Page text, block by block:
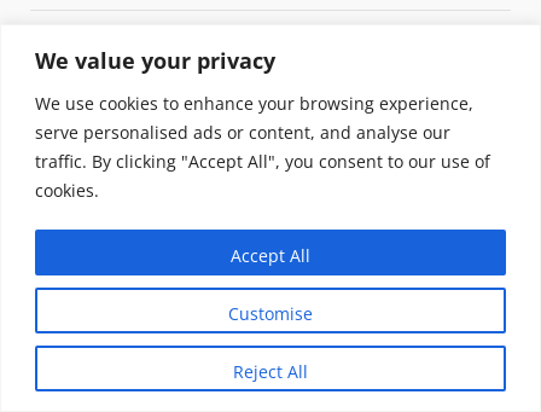
We value your privacy
We use cookies to enhance your browsing experience,
serve personalised ads or content, and analyse our
traffic. By clicking "Accept All", you consent to our use of
cookies.
Customise
Reject All
Accept All
Pulizia naturale della casa: 3 ingredienti che
sostituiscono 10 prodotti chimici
Copyright © 2025 Biopianeta.it proprietà di Jws Media
Questo blog non è una testata giornalistica, in quanto
viene aggiornato senza alcuna periodicità. Non può
pertanto considerarsi un prodotto editoriale ai sensi
della legge n. 62 del 07.03.2001|DarkNewsvon AF
themes.